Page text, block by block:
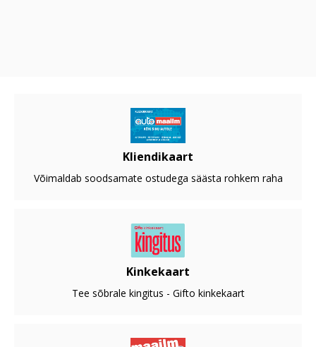
Kliendikaart
Võimaldab soodsamate ostudega säästa rohkem raha
Kinkekaart
Tee sõbrale kingitus - Gifto kinkekaart